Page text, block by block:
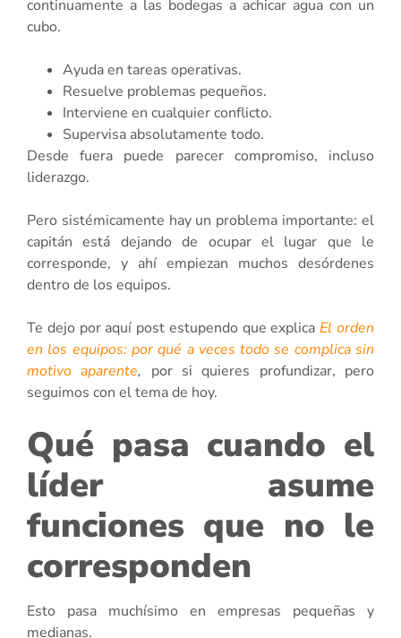
continuamente a las bodegas a achicar agua con un
cubo.
Ayuda en tareas operativas.
Resuelve problemas pequeños.
Interviene en cualquier conflicto.
Supervisa absolutamente todo.
Desde fuera puede parecer compromiso, incluso
liderazgo.
Pero sistémicamente hay un problema importante: el
capitán está dejando de ocupar el lugar que le
corresponde, y ahí empiezan muchos desórdenes
dentro de los equipos.
Te dejo por aquí post estupendo que explica El orden
en los equipos: por qué a veces todo se complica sin
motivo aparente, por si quieres profundizar, pero
seguimos con el tema de hoy.
Qué pasa cuando el
líder asume
funciones que no le
corresponden
Esto pasa muchísimo en empresas pequeñas y
medianas.